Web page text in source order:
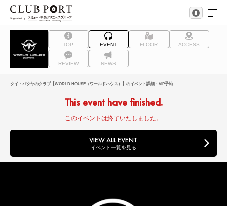
TOP EVENT FLOOR ACCESS
REVIEW NEWS
タイ・パタヤのクラブ【WORLD HOUSE（ワールドハウス）】のイベント詳細・VIP予約
This event have finished.
このイベントは終了いたしました。
VIEW ALL EVENT
イベント一覧を見る